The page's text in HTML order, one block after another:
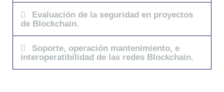
Evaluación de la seguridad en proyectos
de Blockchain.
Soporte, operación mantenimiento, e
interoperatibilidad de las redes Blockchain.